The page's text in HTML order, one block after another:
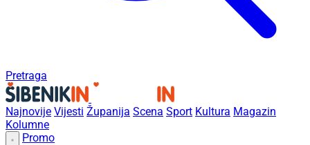
Pretraga
Najnovije Vijesti Županija Scena Sport Kultura Magazin
Kolumne
Promo